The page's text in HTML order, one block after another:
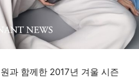
과 함께한 2017년 겨울 시즌